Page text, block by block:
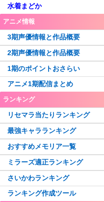
水着まどか
アニメ情報
3期声優情報と作品概要
2期声優情報と作品概要
1期のポイントおさらい
アニメ1期配信まとめ
ランキング
リセマラ当たりランキング
最強キャラランキング
おすすめメモリア一覧
ミラーズ適正ランキング
さいかわランキング
ランキング作成ツール